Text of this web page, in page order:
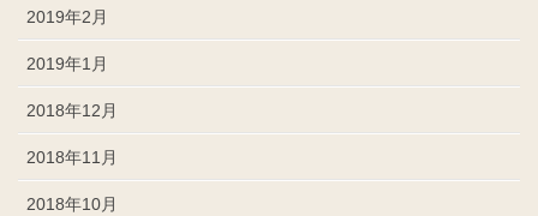
2019年2月
2019年1月
2018年12月
2018年11月
2018年10月